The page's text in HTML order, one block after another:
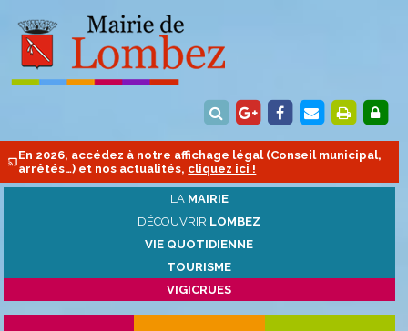
En 2026, accédez à notre affichage légal (Conseil municipal,
arrêtés…) et nos actualités, cliquez ici !
LA MAIRIE
DÉCOUVRIR LOMBEZ
VIE QUOTIDIENNE
TOURISME
VIGICRUES